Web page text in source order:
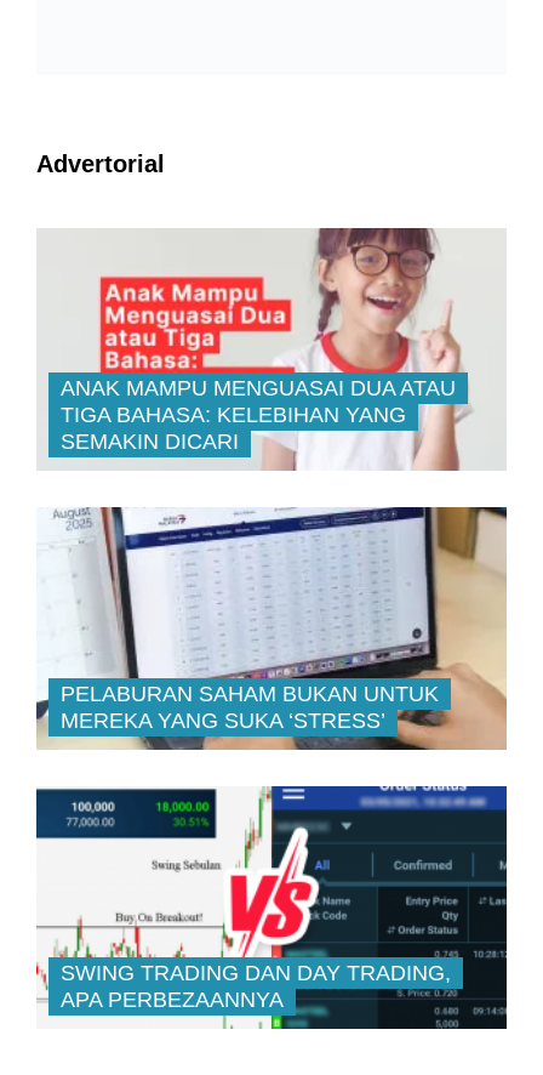
Advertorial
ANAK MAMPU MENGUASAI DUA ATAU
TIGA BAHASA: KELEBIHAN YANG
SEMAKIN DICARI
PELABURAN SAHAM BUKAN UNTUK
MEREKA YANG SUKA ‘STRESS’
SWING TRADING DAN DAY TRADING,
APA PERBEZAANNYA